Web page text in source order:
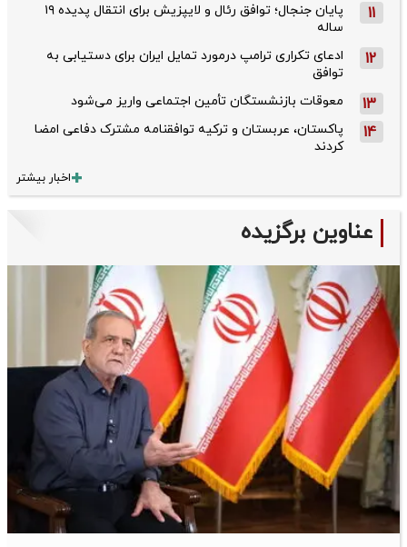
11
پایان جنجال؛ توافق رئال و لایپزیش برای انتقال پدیده ۱۹
ساله
12
ادعای تکراری ترامپ درمورد تمایل ایران برای دستیابی به
توافق
13 معوقات بازنشستگان تأمین اجتماعی واریز می‌شود
14
پاکستان، عربستان و ترکیه توافقنامه مشترک دفاعی امضا
کردند
اخبار بیشتر
عناوین برگزیده